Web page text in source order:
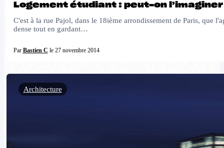
Logement étudiant : peut-on
C'est à la rue Pajol, dans le 18ième arrondissement de Paris, que
dense tout en gardant…
Par Bastien C le 27 novembre 2014
Architecture